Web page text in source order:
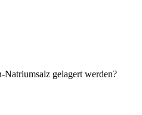
gelagert werden?